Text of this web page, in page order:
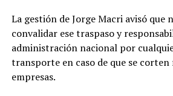
La gestión de Jorge Macri avisó que
convalidar ese traspaso y
administración nacional por
transporte en caso de que se corten
empresas.